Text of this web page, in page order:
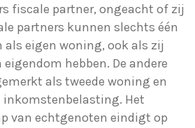
fiscale partner, ongeacht of zij
partners kunnen slechts één
eigen woning, ook als zij
hebben. De andere
als tweede woning en
inkomstenbelasting. Het
van echtgenoten eindigt op